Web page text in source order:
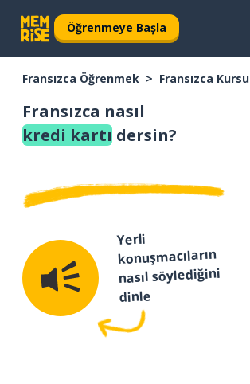
Öğrenmeye Başla
Fransızca Öğrenmek Fransızca Kursu
Fransızca nasıl
kredi kartı dersin?
Yerli
konuşmacıların
nasıl söylediğini
dinle